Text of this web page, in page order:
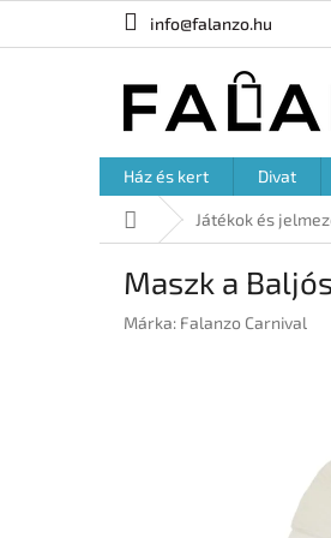
info@falanzo.hu
Ház és kert Divat
KezdőlapJátékok és
Maszk a
Márka: Falanzo Carnival